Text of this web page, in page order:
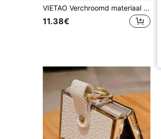
VIETAO Verchroomd materiaal volledige beschermhoes voor telefoon compatibel met Samsung Galaxy Z Flip 8 7 6 5 Flip6 Flip5 met gehard glas schermbeschermer mobiele hoes
11.38€